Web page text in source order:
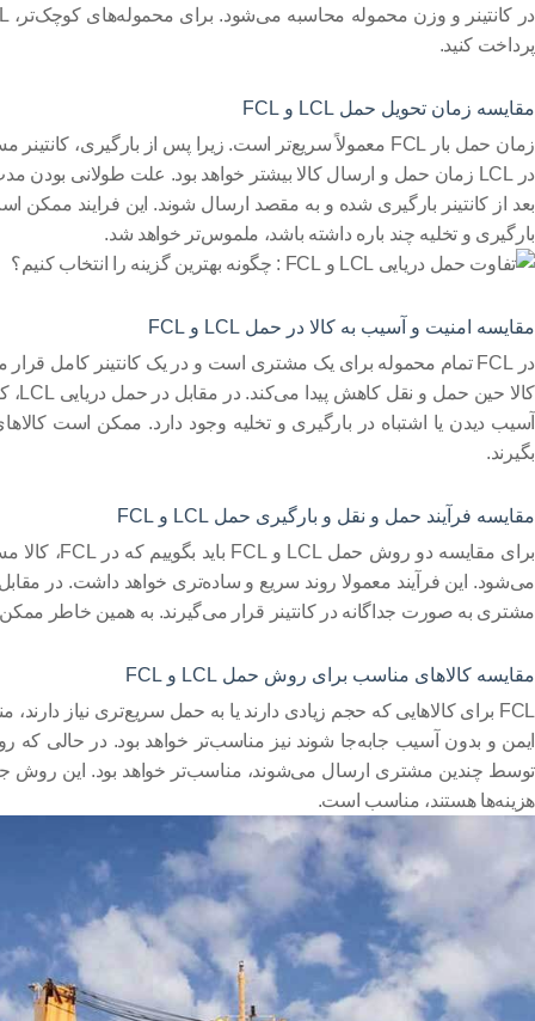
در کانتینر و وزن محموله محاسبه می‌شود. برای محموله‌های کوچک‌تر،
پرداخت کنید.
مقایسه زمان تحویل حمل LCL و FCL
زمان حمل بار FCL معمولاً سریع‌تر است. زیرا پس از بارگیری، کانتینر
در LCL زمان حمل و ارسال کالا بیشتر خواهد بود. علت طولانی بودن
بعد از کانتینر بارگیری شده و به مقصد ارسال شوند. این فرایند
بارگیری و تخلیه چند باره داشته باشد، ملموس‌تر خواهد شد.
مقایسه امنیت و آسیب به کالا در حمل LCL و FCL
در FCL تمام محموله برای یک مشتری است و در یک کانتینر کامل
کالا حین حمل و نقل کاهش پیدا می‌کند. در مقابل در حمل دریایی LCL،
آسیب دیدن یا اشتباه در بارگیری و تخلیه وجود دارد. ممکن است
بگیرند.
مقایسه فرآیند حمل و نقل و بارگیری حمل LCL و FCL
برای مقایسه دو روش حمل LCL و FCL باید بگوییم که در FCL، کالا
می‌شود. این فرآیند معمولا روند سریع و ساده‌تری خواهد داشت. در
مشتری به صورت جداگانه در کانتینر قرار می‌گیرند. به همین خاطر
مقایسه کالاهای مناسب برای روش حمل LCL و FCL
FCL برای کالاهایی که حجم زیادی دارند یا به حمل سریع‌تری نیاز
ایمن و بدون آسیب جابه‌جا شوند نیز مناسب‌تر خواهد بود. در حالی
توسط چندین مشتری ارسال می‌شوند، مناسب‌تر خواهد بود. این روش
هزینه‌ها هستند، مناسب است.